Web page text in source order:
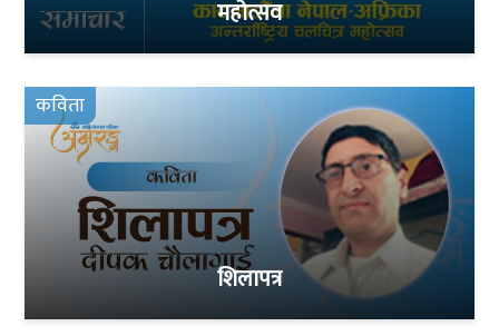
महोत्सव
कविता
शिलापत्र